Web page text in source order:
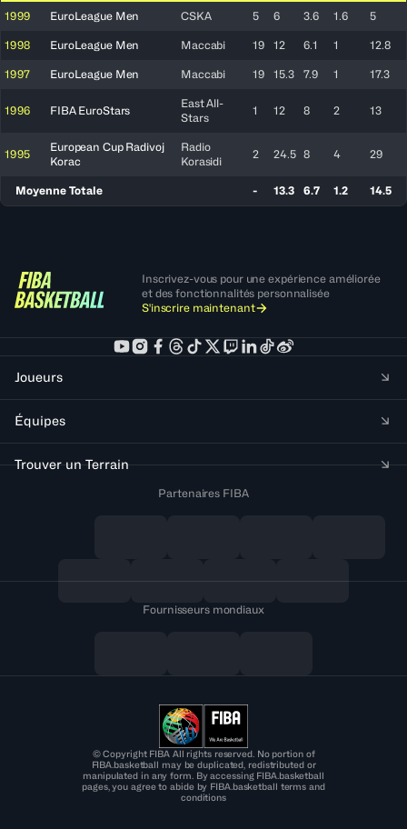
1999 EuroLeague Men CSKA 5 6 3.6 1.6 5
1998 EuroLeague Men Maccabi 19 12 6.1 1 12.8
1997 EuroLeague Men Maccabi 19 15.3 7.9 1 17.3
1996 FIBA EuroStars
East All-
Stars
1 12 8 2 13
1995
European Cup Radivoj
Korac
Radio
Korasidi
2 24.5 8 4 29
Moyenne Totale - 13.3 6.7 1.2 14.5
Inscrivez-vous pour une expérience améliorée
et des fonctionnalités personnalisée
S'inscrire maintenant
Joueurs
Équipes
Trouver un Terrain
Partenaires FIBA
Fournisseurs mondiaux
© Copyright FIBA All rights reserved. No portion of
FIBA.basketball may be duplicated, redistributed or
manipulated in any form. By accessing FIBA.basketball
pages, you agree to abide by FIBA.basketball terms and
conditions